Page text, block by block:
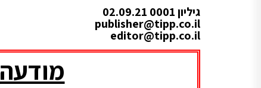
גיליון 0001 02.09.21
publisher@tipp.co.il
editor@tipp.co.il​
מודעה